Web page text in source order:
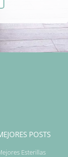
POSTS
Esterillas